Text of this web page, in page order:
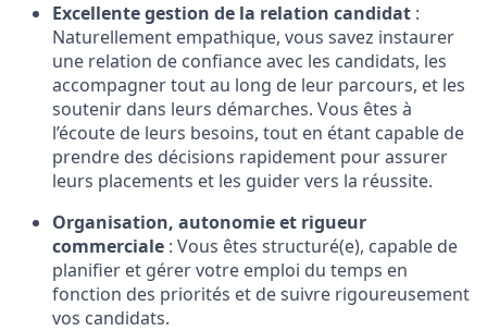
Excellente gestion de la relation candidat :
Naturellement empathique, vous savez instaurer
une relation de confiance avec les candidats, les
accompagner tout au long de leur parcours, et les
soutenir dans leurs démarches. Vous êtes à
l’écoute de leurs besoins, tout en étant capable de
prendre des décisions rapidement pour assurer
leurs placements et les guider vers la réussite.
Organisation, autonomie et rigueur
commerciale : Vous êtes structuré(e), capable de
planifier et gérer votre emploi du temps en
fonction des priorités et de suivre rigoureusement
vos candidats.